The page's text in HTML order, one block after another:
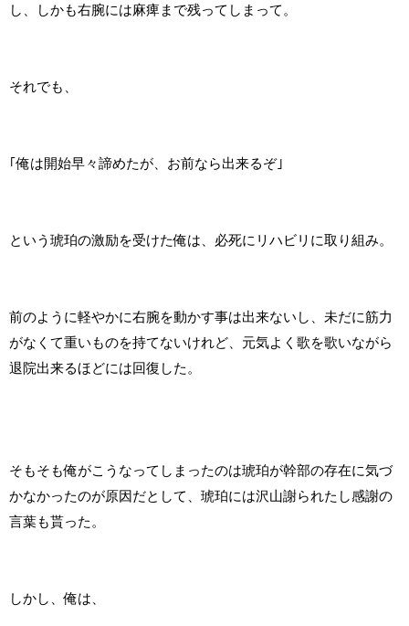
し、しかも右腕には麻痺まで残ってしまって。
それでも、
｢俺は開始早々諦めたが、お前なら出来るぞ｣
という琥珀の激励を受けた俺は、必死にリハビリに取り組み。
前のように軽やかに右腕を動かす事は出来ないし、未だに筋力
がなくて重いものを持てないけれど、元気よく歌を歌いながら
退院出来るほどには回復した。
そもそも俺がこうなってしまったのは琥珀が幹部の存在に気づ
かなかったのが原因だとして、琥珀には沢山謝られたし感謝の
言葉も貰った。
しかし、俺は、